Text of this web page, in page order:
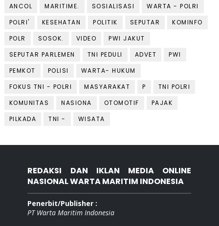
ANCOL
MARITIME. SOSIALISASI
WARTA - POLRI
POLRI'
KESEHATAN POLITIK SEPUTAR
KOMINFO
POLR
SOSOK. VIDEO
PWI JAKUT
SEPUTAR PARLEMEN
TNI PEDULI ADVET
PWI
PEMKOT
POLISI
WARTA- HUKUM
FOKUS TNI - POLRI
MASYARAKAT P
TNI POLRI
KOMUNITAS
NASIONA OTOMOTIF
PAJAK
PILKADA
TNI - WISATA
REDAKSI DAN IKLAN MEDIA ONLINE
NASIONAL WARTA MARITIM INDONESIA
Penerbit/Publisher :
PT Warta Maritim Indonesia